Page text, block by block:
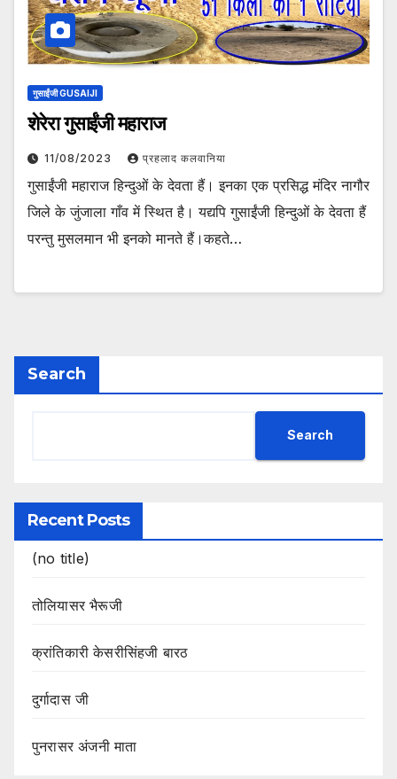
गुसाईंजी GUSAIJI
शेरेरा गुसाईंजी महाराज
11/08/2023 प्रहलाद कलवानिया
गुसाईंजी महाराज हिन्दुओं के देवता हैं। इनका एक प्रसिद्ध मंदिर नागौर
जिले के जुंजाला गाँव में स्थित है। यद्यपि गुसाईंजी हिन्दुओं के देवता हैं
परन्तु मुसलमान भी इनको मानते हैं।कहते…
Search
Search
Recent Posts
(no title)
तोलियासर भैरूजी
क्रांतिकारी केसरीसिंहजी बारठ
दुर्गादास जी
पुनरासर अंजनी माता